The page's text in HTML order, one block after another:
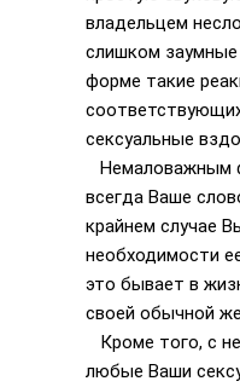
владельцем
слишком
форме такие
сексуальные
Немаловажным
всегда Ваше
крайнем случае
необходимости
это бывает в
своей обычной
Кроме того, с
любые Ваши